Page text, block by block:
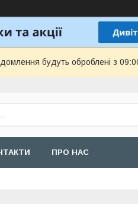
будуть оброблені з
ПРО НАС